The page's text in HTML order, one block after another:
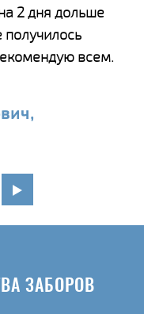
2 дня дольше
получилось
всем.
ЗАБОРОВ